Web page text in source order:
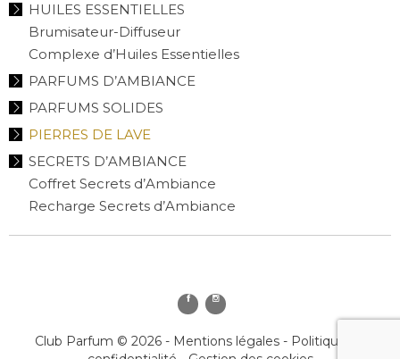
HUILES ESSENTIELLES
Brumisateur-Diffuseur
Complexe d’Huiles Essentielles
PARFUMS D’AMBIANCE
PARFUMS SOLIDES
PIERRES DE LAVE
SECRETS D’AMBIANCE
Coffret Secrets d’Ambiance
Recharge Secrets d’Ambiance
Club Parfum © 2026 - Mentions légales- Politique de